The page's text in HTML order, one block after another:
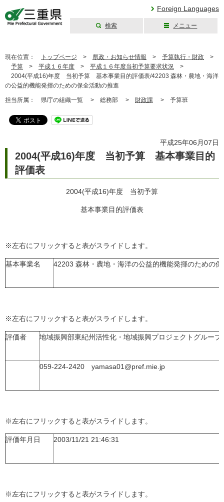
Foreign Languages
検索 メニュー
現在位置： トップページ > 県政・お知らせ情報 > 予算執行・財政 >
予算 > 平成１６年度 > 平成１６年度当初予算要求状況 >
2004(平成16)年度 当初予算 基本事業目的評価表/42203 森林・農地・海洋
の公益的機能発揮のための保全活動の推進
担当所属： 県庁の組織一覧 > 総務部 > 財政課 > 予算班
平成25年06月07日
2004(平成16)年度 当初予算 基本事業目的
評価表
2004(平成16)年度 当初予算
基本事業目的評価表
※左右にフリックすると表がスライドします。
基本事業名 42203 森林・農地・海洋の公益的機能発揮のための
※左右にフリックすると表がスライドします。
評価者 地域振興部東紀州活性化・地域振興プロジェクトグル
059-224-2420 yamasa01@pref.mie.jp
※左右にフリックすると表がスライドします。
評価年月日 2003/11/21 21:46:31
※左右にフリックすると表がスライドします。